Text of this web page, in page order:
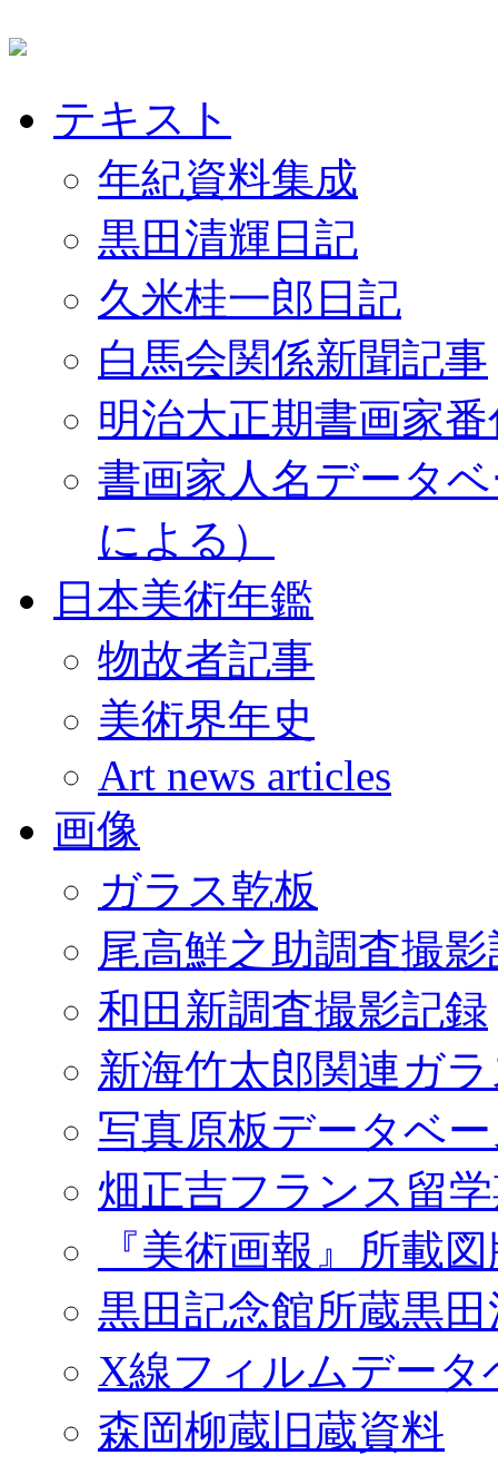
テキスト
年紀資料集成
黒田清輝日記
久米桂一郎日記
白馬会関係新聞記事
明治大正期書画家
書画家人名データ
による）
日本美術年鑑
物故者記事
美術界年史
Art news articles
画像
ガラス乾板
尾高鮮之助調査撮
和田新調査撮影記録
新海竹太郎関連ガ
写真原板データベ
畑正吉フランス留
『美術画報』所載
黒田記念館所蔵黒
X線フィルムデータ
森岡柳蔵旧蔵資料